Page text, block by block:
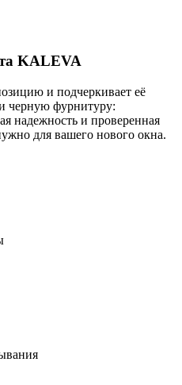
KALEVA
и подчеркивает её
черную фурнитуру:
надежность и проверенная
для вашего нового окна.